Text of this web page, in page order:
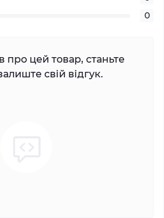
0
про цей товар, станьте
свій відгук.